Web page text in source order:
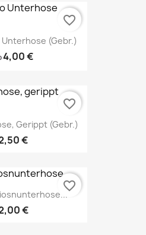
Unterhose (gebr.)
4,00 €
favorite_border
Gerippt (gebr.)
€
favorite_border
€
favorite_border